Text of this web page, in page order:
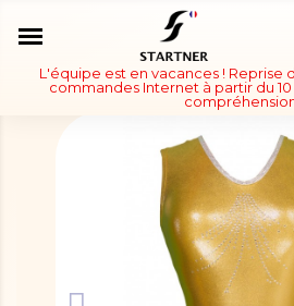
L'équipe est en vacances ! Reprise
commandes Internet à partir du